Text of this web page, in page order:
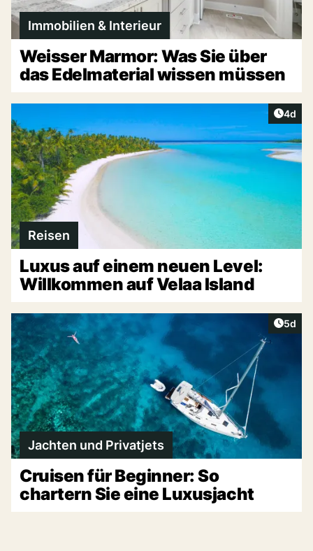
Immobilien & Interieur
Weisser Marmor: Was Sie über
das Edelmaterial wissen müssen
4d
Reisen
Luxus auf einem neuen Level:
Willkommen auf Velaa Island
5d
Jachten und Privatjets
Cruisen für Beginner: So
chartern Sie eine Luxusjacht